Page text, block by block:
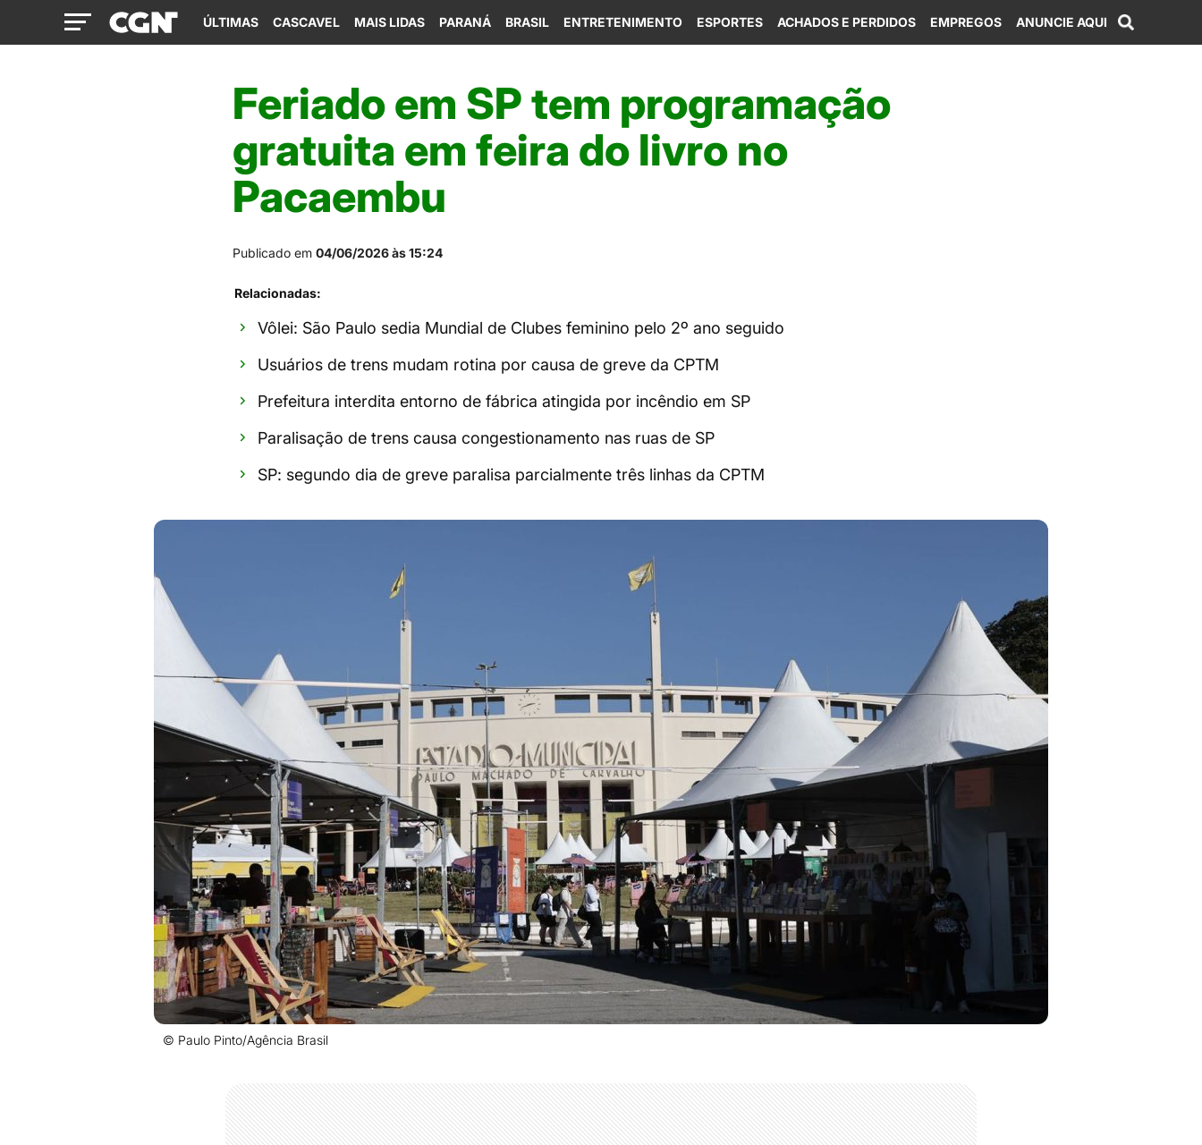
ÚLTIMAS CASCAVEL MAIS LIDAS PARANÁ BRASIL ENTRETENIMENTO ESPORTES ACHADOS E PERDIDOS EMPREGOS ANUNCIE AQUI
Feriado em SP tem programação
gratuita em feira do livro no
Pacaembu
Publicado em 04/06/2026 às 15:24
Relacionadas:
Vôlei: São Paulo sedia Mundial de Clubes feminino pelo 2º ano seguido
Usuários de trens mudam rotina por causa de greve da CPTM
Prefeitura interdita entorno de fábrica atingida por incêndio em SP
Paralisação de trens causa congestionamento nas ruas de SP
SP: segundo dia de greve paralisa parcialmente três linhas da CPTM
© Paulo Pinto/Agência Brasil